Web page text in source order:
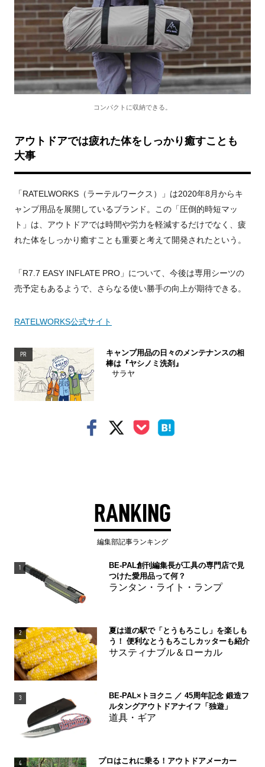
コンパクトに収納できる。
アウトドアでは疲れた体をしっかり癒すことも
大事
「RATELWORKS（ラーテルワークス）」は2020年8月からキ
ャンプ用品を展開しているブランド。この「圧倒的時短マッ
ト」は、アウトドアでは時間や労力を軽減するだけでなく、疲
れた体をしっかり癒すことも重要と考えて開発されたという。
「R7.7 EASY INFLATE PRO」について、今後は専用シーツの
売予定もあるようで、さらなる使い勝手の向上が期待できる。
RATELWORKS公式サイト
PR
キャンプ用品の日々のメンテナンスの相
棒は『ヤシノミ洗剤』
サラヤ
RANKING
編集部記事ランキング
1
BE-PAL創刊編集長が工具の専門店で見
つけた愛用品って何？
ランタン・ライト・ランプ
2
夏は道の駅で「とうもろこし」を楽しも
う！ 便利なとうもろこしカッターも紹介
サスティナブル＆ローカル
3
BE-PAL×トヨクニ ／ 45周年記念 鍛造フ
ルタングアウトドアナイフ「独遊」
道具・ギア
4
プロはこれに乗る！アウトドアメーカー